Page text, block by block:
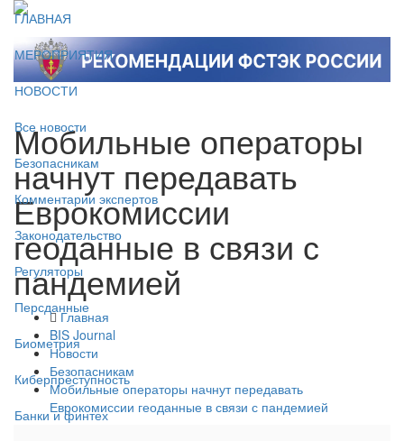
ГЛАВНАЯ
МЕРОПРИЯТИЯ
НОВОСТИ
Все новости
Безопасникам
Комментарии экспертов
Законодательство
Регуляторы
Персданные
Биометрия
Киберпреступность
Банки и финтех
Мобильные операторы
начнут передавать
Еврокомиссии
геоданные в связи с
пандемией
Главная
BIS Journal
Новости
Безопасникам
Мобильные операторы начнут передавать
Еврокомиссии геоданные в связи с пандемией